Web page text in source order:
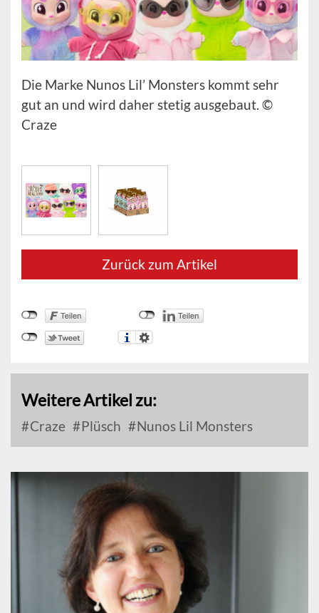
Die Marke Nunos Lil’ Monsters kommt sehr
gut an und wird daher stetig ausgebaut. ©
Craze
Zurück zum Artikel
Weitere Artikel zu:
Craze Plüsch Nunos Lil Monsters